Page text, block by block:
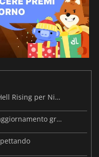
Annunciato ufficialmente il DLC Hell Rising per Nioh 3
Team Ninja annuncia un nuovo aggiornamento gratuito per Nioh 3